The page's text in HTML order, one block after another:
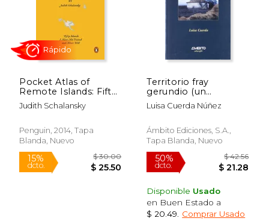
dcto. dcto.
Pocket Atlas of
Remote Islands: Fifty
Islands i Have not
Visited and Never Will
Judith Schalansky
Penguin, 2014, Tapa
Blanda, Nuevo
Territorio fray
gerundio (un
itinerario a pie por la
actual tierra
Luisa Cuerda Núñez
Ámbito Ediciones, S.a.,
Tapa Blanda, Nuevo
Disponible Usado
en Buen Estado a
$ 20.49
Comprar Usado